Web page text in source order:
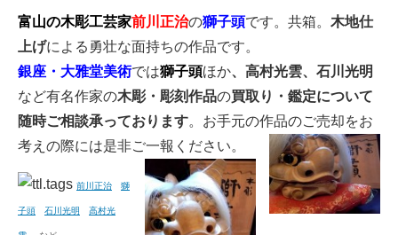
富山の木彫工芸家前川正治の獅子頭です。共箱。 木地仕
上げによる勇壮な面持ちの作品です。
銀座・大雅堂美術では獅子頭ほか、高村光雲、石川光明
など有名作家の木彫・彫刻作品の買取り・鑑定について
随時ご相談承っております。お手元の作品のご売却をお
考えの際には是非ご一報ください。
前川正治 獅
子頭 石川光明 高村光